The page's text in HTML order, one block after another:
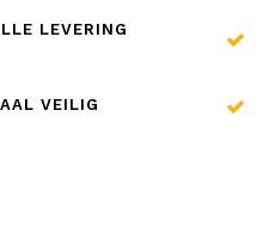
LEVERING
VEILIG